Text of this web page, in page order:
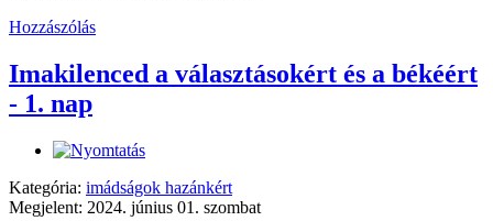
Hozzászólás
Imakilenced a választásokért és a békéért
- 1. nap
Kategória: imádságok hazánkért
Megjelent: 2024. június 01. szombat